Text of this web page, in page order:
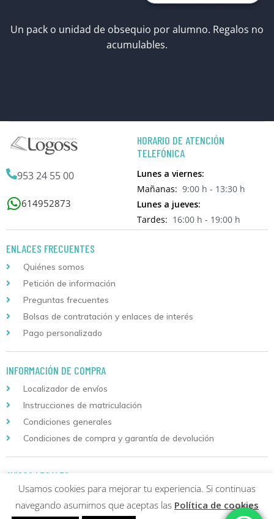
Un pack o unidad de obsequio por alumno. Regalos no
acumulables.
953 24 55 00
614952873
HORARIO DE ATENCIÓN
TELEFÓNICA
Lunes a viernes:
Mañanas: 9:00 h - 13:30 h
Lunes a jueves:
Tardes: 16:00 h - 19:00 h
ENLACES FRECUENTES
Quiénes somos
Petición de información
Preguntas frecuentes
Bolsas de contratación y enlaces de interés
Pago personalizado
INFORMACIÓN DE COMPRA
Localizador de envíos
Instrucciones de matriculación
Condiciones generales
Condiciones de compra y garantía de devolución
AVISOS LEGALES
Aviso legal
Política de privacidad y protección de datos
Usamos cookies para mejorar tu experiencia. Si continuas
navegando asumimos que aceptas las Política de cookies